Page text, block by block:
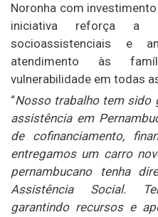
Noronha com
iniciativa reforça a
socioassistenciais e
atendimento às
vulnerabilidade em todas
“Nosso trabalho tem sido
assistência em
de cofinanciamento,
entregamos um carro
pernambucano tenha
Assistência Social.
garantindo recursos e